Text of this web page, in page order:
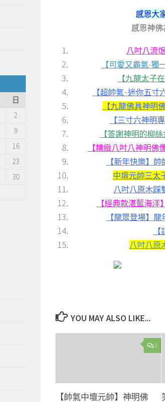
感恩大
感恩神
八吋八流
【可愛又霸氣-
【九龍太子
【超帥氣~迷你五
【九龍佛具神明
【三寸六神明
【答謝神明的柳
【精緻八吋八神明
【新年快樂】
中壇元帥三太
八吋八原木踩
【經典款湛藍海
【龍眾登場】
八吋八原
YOU MAY ALSO LIKE...
2
【帥氣中壇元帥】神明佛
日
2
9
16
23
30